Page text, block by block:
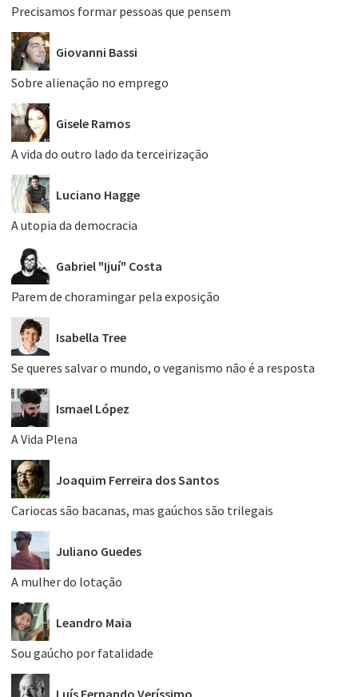
Precisamos formar pessoas que pensem
Giovanni Bassi
Sobre alienação no emprego
Gisele Ramos
A vida do outro lado da terceirização
Luciano Hagge
A utopia da democracia
Gabriel "Ijuí" Costa
Parem de choramingar pela exposição
Isabella Tree
Se queres salvar o mundo, o veganismo não é a resposta
Ismael López
A Vida Plena
Joaquim Ferreira dos Santos
Cariocas são bacanas, mas gaúchos são trilegais
Juliano Guedes
A mulher do lotação
Leandro Maia
Sou gaúcho por fatalidade
Luís Fernando Veríssimo